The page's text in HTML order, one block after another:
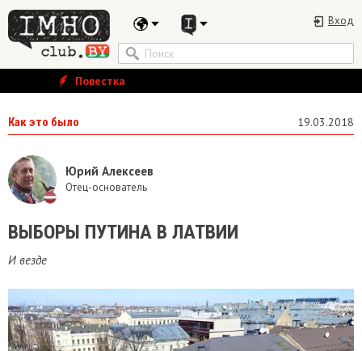
Вход
Повестка
Как это было 19.03.2018
Юрий Алексеев
Отец-основатель
ВЫБОРЫ ПУТИНА В ЛАТВИИ
И везде